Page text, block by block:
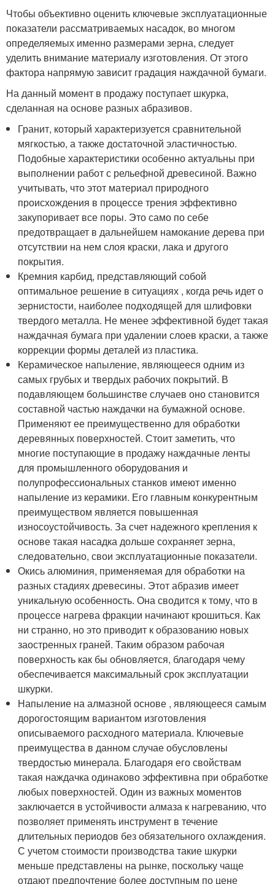
Чтобы объективно оценить ключевые эксплуатационные
показатели рассматриваемых насадок, во многом
определяемых именно размерами зерна, следует
уделить внимание материалу изготовления. От этого
фактора напрямую зависит градация наждачной бумаги.
На данный момент в продажу поступает шкурка,
сделанная на основе разных абразивов.
Гранит, который характеризуется сравнительной
мягкостью, а также достаточной эластичностью.
Подобные характеристики особенно актуальны при
выполнении работ с рельефной древесиной. Важно
учитывать, что этот материал природного
происхождения в процессе трения эффективно
закупоривает все поры. Это само по себе
предотвращает в дальнейшем намокание дерева при
отсутствии на нем слоя краски, лака и другого
покрытия.
Кремния карбид, представляющий собой
оптимальное решение в ситуациях , когда речь идет о
зернистости, наиболее подходящей для шлифовки
твердого металла. Не менее эффективной будет такая
наждачная бумага при удалении слоев краски, а также
коррекции формы деталей из пластика.
Керамическое напыление, являющееся одним из
самых грубых и твердых рабочих покрытий. В
подавляющем большинстве случаев оно становится
составной частью наждачки на бумажной основе.
Применяют ее преимущественно для обработки
деревянных поверхностей. Стоит заметить, что
многие поступающие в продажу наждачные ленты
для промышленного оборудования и
полупрофессиональных станков имеют именно
напыление из керамики. Его главным конкурентным
преимуществом является повышенная
износоустойчивость. За счет надежного крепления к
основе такая насадка дольше сохраняет зерна,
следовательно, свои эксплуатационные показатели.
Окись алюминия, применяемая для обработки на
разных стадиях древесины. Этот абразив имеет
уникальную особенность. Она сводится к тому, что в
процессе нагрева фракции начинают крошиться. Как
ни странно, но это приводит к образованию новых
заостренных граней. Таким образом рабочая
поверхность как бы обновляется, благодаря чему
обеспечивается максимальный срок эксплуатации
шкурки.
Напыление на алмазной основе , являющееся самым
дорогостоящим вариантом изготовления
описываемого расходного материала. Ключевые
преимущества в данном случае обусловлены
твердостью минерала. Благодаря его свойствам
такая наждачка одинаково эффективна при обработке
любых поверхностей. Один из важных моментов
заключается в устойчивости алмаза к нагреванию, что
позволяет применять инструмент в течение
длительных периодов без обязательного охлаждения.
С учетом стоимости производства такие шкурки
меньше представлены на рынке, поскольку чаще
отдают предпочтение более доступным по цене